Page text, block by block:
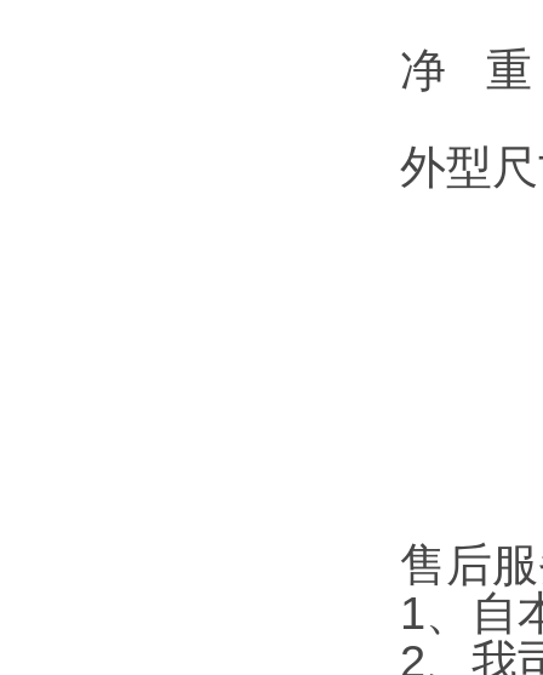
净 重
外型
售后
1、自
2、我